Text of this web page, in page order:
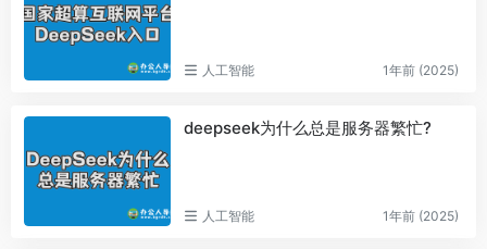
人工智能 1年前 (2025)
deepseek为什么总是服务器繁忙?
人工智能 1年前 (2025)